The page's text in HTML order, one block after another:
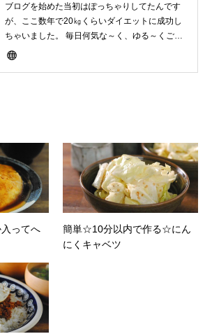
ブログを始めた当初はぽっちゃりしてたんです
が、ここ数年で20㎏くらいダイエットに成功し
ちゃいました。 毎日何気な～く、ゆる～くご飯
作ってますんで、ゆる～い感じで見て頂けたら
ってへ
簡単☆10分以内で作る☆にん
にくキャベツ